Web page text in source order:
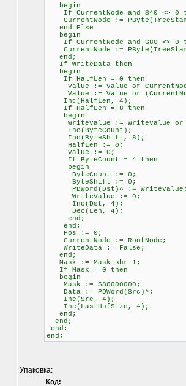
begin
If CurrentNode and $40 <> 0
CurrentNode :=
end Else
begin
If CurrentNode and $80 <> 0
CurrentNode :=
end;
If WriteData then
begin
If HalfLen = 0 then
Value := Value or
Value := Value or
Inc(HalfLen, 4);
If HalfLen = 8 then
begin
WriteValue := WriteValue or
Inc(ByteCount);
Inc(ByteShift, 8);
HalfLen := 0;
Value := 0;
If ByteCount = 4 then
begin
ByteCount := 0;
ByteShift := 0;
PDWord(Dst)^ :=
WriteValue := 0;
Inc(Dst, 4);
Dec(Len, 4);
end;
end;
Pos := 0;
CurrentNode := RootNode;
WriteData := False;
end;
Mask := Mask shr 1;
If Mask = 0 then
begin
Mask := $80000000;
Data := PDWord(Src)^;
Inc(Src, 4);
Inc(LastHufSize, 4);
end;
end;
end;
end;
Упаковка:
Код: